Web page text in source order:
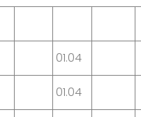
01.04
01.04